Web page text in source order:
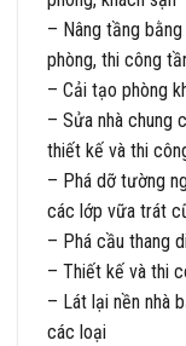
– Nâng tầng
phòng, thi công
– Cải tạo phòng
– Sửa nhà chung
thiết kế và thi
– Phá dỡ tường
các lớp vữa trát
– Phá cầu thang
– Thiết kế và thi
– Lát lại nền nhà
các loại